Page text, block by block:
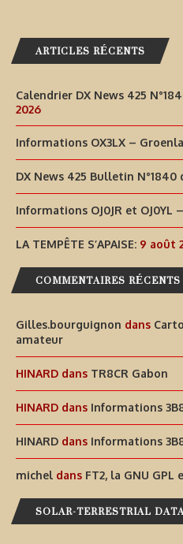
ARTICLES RÉCENTS
Calendrier DX News 425
2026
Informations OX3LX –
DX News 425 Bulletin N°1840
Informations OJ0JR et OJ0YL
LA TEMPÊTE S’APAISE: 9 août
COMMENTAIRES RÉCENTS
Gilles.bourguignon dans
amateur
HINARD dans TR8CR Gabon
HINARD dans Informations
HINARD dans Informations
michel dans FT2, la GNU GPL
SOLAR-TERRESTRIAL